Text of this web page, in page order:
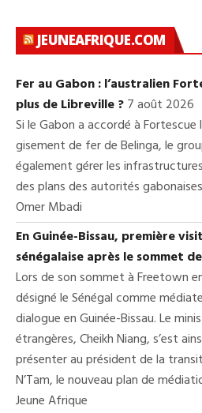
JEUNEAFRIQUE.COM
Fer au Gabon : l’australien
plus de Libreville ?7 août 2026
Si le Gabon a accordé à
gisement de fer de Belinga, le
également gérer les
des plans des autorités
Omer Mbadi
En Guinée-Bissau, première
sénégalaise après le sommet
Lors de son sommet à Freetown
désigné le Sénégal comme
dialogue en Guinée-Bissau. Le
étrangères, Cheikh Niang, s’est
présenter au président de la
N’Tam, le nouveau plan de
Jeune Afrique